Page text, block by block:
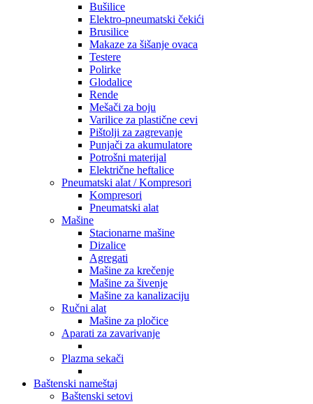
Bušilice
Elektro-pneumatski čekići
Brusilice
Makaze za šišanje ovaca
Testere
Polirke
Glodalice
Rende
Mešači za boju
Varilice za plastične cevi
Pištolji za zagrevanje
Punjači za akumulatore
Potrošni materijal
Električne heftalice
Pneumatski alat / Kompresori
Kompresori
Pneumatski alat
Mašine
Stacionarne mašine
Dizalice
Agregati
Mašine za krečenje
Mašine za šivenje
Mašine za kanalizaciju
Ručni alat
Mašine za pločice
Aparati za zavarivanje
Plazma sekači
Baštenski nameštaj
Baštenski setovi